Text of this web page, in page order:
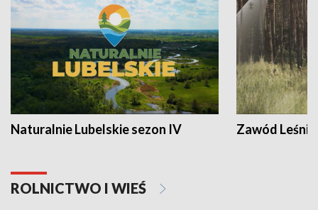
Naturalnie Lubelskie sezon IV Zawód Leśnik
ROLNICTWO I WIEŚ